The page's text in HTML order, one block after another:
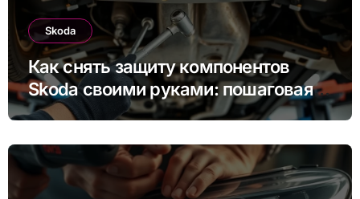
Skoda
Как снять защиту компонентов
Skoda своими руками: пошаговая
инструкция для Rapid, Octavia и